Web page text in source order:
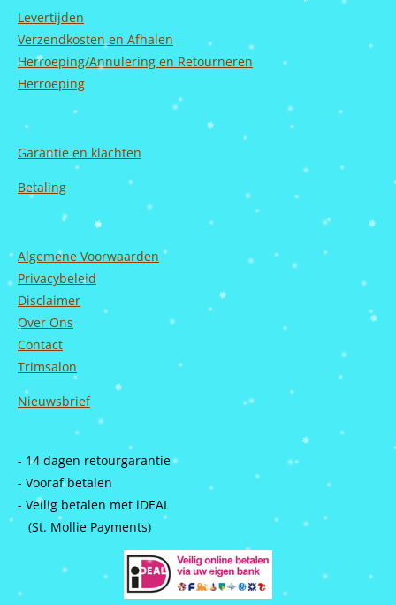
k
a
m
Levertijden
Verzendkosten en Afhalen
Herroeping/Annulering en Retourneren
Herroeping
Garantie en klachten
Betaling
Algemene Voorwaarden
Privacybeleid
Disclaimer
Over Ons
Contact
Trimsalon
Nieuwsbrief
- 14 dagen retourgarantie
- Vooraf betalen
- Veilig betalen met iDEAL
(St. Mollie Payments)